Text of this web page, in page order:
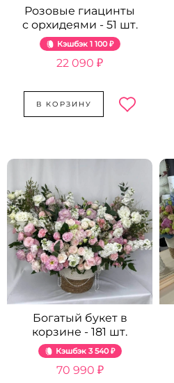
Розовые гиацинты
с орхидеями - 51 шт.
Кэшбэк 1 100 ₽
22 090 ₽
В КОРЗИНУ
Богатый букет в
корзине - 181 шт.
Кэшбэк 3 540 ₽
70 990 ₽